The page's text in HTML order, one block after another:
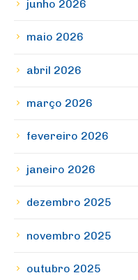
junho 2026
maio 2026
abril 2026
março 2026
fevereiro 2026
janeiro 2026
dezembro 2025
novembro 2025
outubro 2025